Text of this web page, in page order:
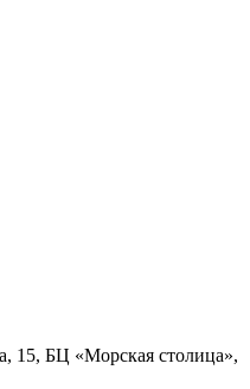
15, БЦ «Морская столица»,